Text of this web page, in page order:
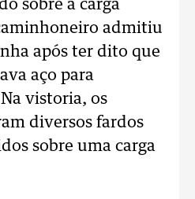
sobre a carga
admitiu
após ter dito que
aço para
vistoria, os
diversos fardos
sobre uma carga